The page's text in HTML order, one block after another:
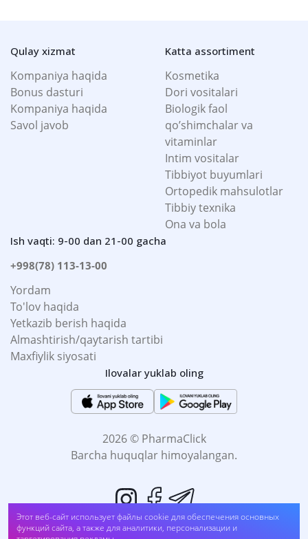
Этот веб-сайт использует файлы cookie для обеспечения основных
функций сайта, а также для аналитики, персонализации и
Ягодный (##pv1)
Qulay xizmat
Kompaniya haqida
Bonus dasturi
Kompaniya haqida
Savol javob
Katta assortiment
Kosmetika
Dori vositalari
Biologik faol
qo’shimchalar va
vitaminlar
Intim vositalar
Tibbiyot buyumlari
Ortopedik mahsulotlar
Tibbiy texnika
Ona va bola
Ish vaqti: 9-00 dan 21-00 gacha
+998(78) 113-13-00
Yordam
To'lov haqida
Yetkazib berish haqida
Almashtirish/qaytarish tartibi
Maxfiylik siyosati
Ilovalar yuklab oling
2026 © PharmaClick
Barcha huquqlar himoyalangan.